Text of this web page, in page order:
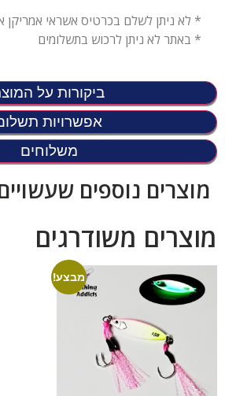
ביקורות על
אפשרויות
משלוחים
* לא ניתן לשלם בכרטיס אשראי
* באתר לא ניתן לרכוש בתשלומים
מוצרים נוספים
מוצרים משודרגים
מבצע!